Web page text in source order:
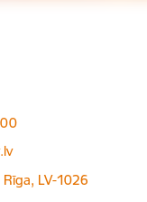
Rīga, LV-1026